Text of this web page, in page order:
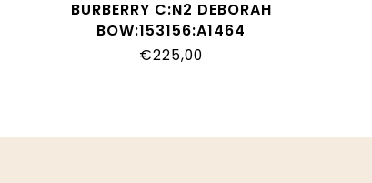
BURBERRY C:N2 DEBORAH
BOW:153156:A1464
€225,00